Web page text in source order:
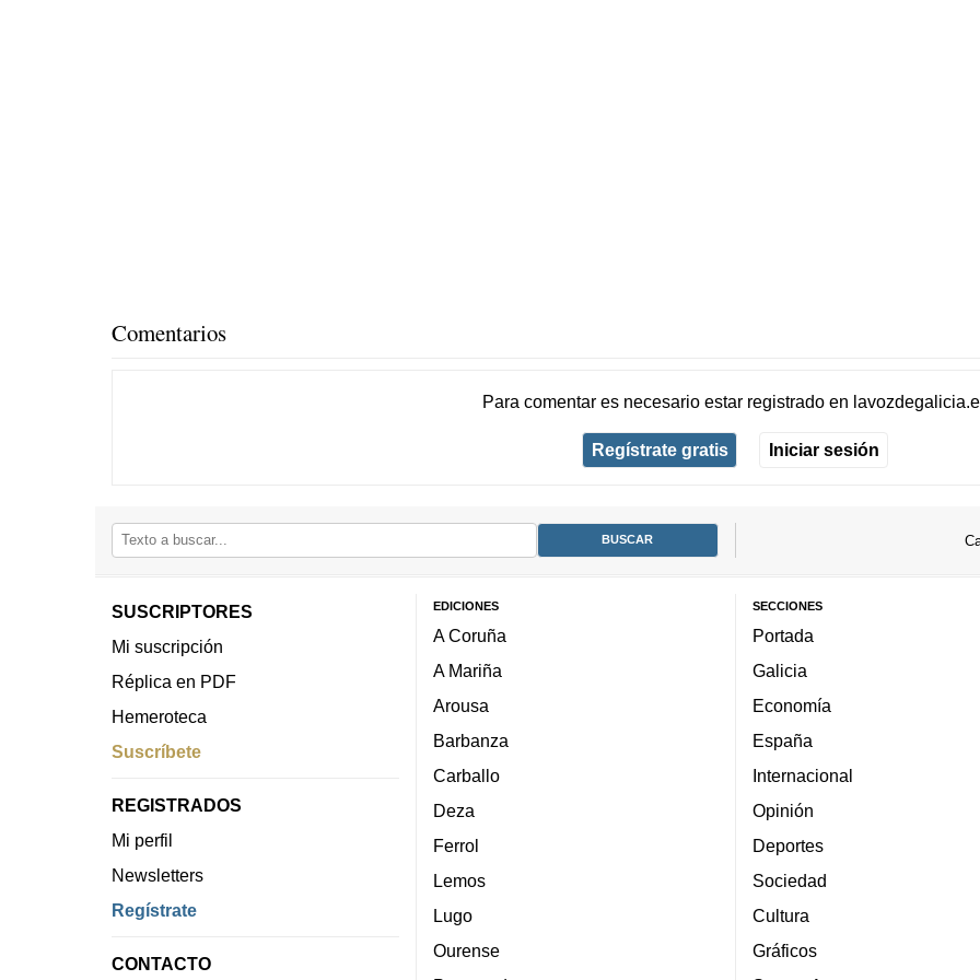
Comentarios
Para comentar es necesario estar registradoen
Regístrate gratis Iniciar sesión
SUSCRIPTORES
Mi suscripción
Réplica en PDF
Hemeroteca
Suscríbete
REGISTRADOS
Mi perfil
Newsletters
Regístrate
CONTACTO
EDICIONES
A Coruña
A Mariña
Arousa
Barbanza
Carballo
Deza
Ferrol
Lemos
Lugo
Ourense
SECCIONES
Portada
Galicia
Economía
España
Internacional
Opinión
Deportes
Sociedad
Cultura
Gráficos